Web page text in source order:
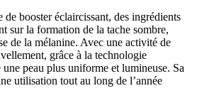
booster éclaircissant, des ingrédients
sur la formation de la tache sombre,
de la mélanine. Avec une activité de
grâce à la technologie
peau plus uniforme et lumineuse. Sa
utilisation tout au long de l’année